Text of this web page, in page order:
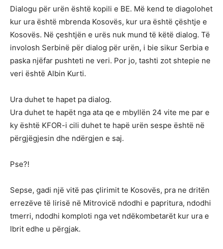
Dialogu për urën është kopili e BE. Më kend te diagolohet
kur ura është mbrenda Kosovës, kur ura është çështje e
Kosovës. Në çeshtjën e urës nuk mund të këtë dialog. Të
involosh Serbinë për dialog për urën, i bie sikur Serbia e
paska njëfar pushteti ne veri. Por jo, tashti zot shtepie ne
veri është Albin Kurti.
Ura duhet te hapet pa dialog.
Ura duhet te hapët nga ata qe e mbyllën 24 vite me par e
ky është KFOR-i cili duhet te hapë urën sespe është në
përgjëgjesin dhe ndërgjen e saj.
Pse?!
Sepse, gadi një vitë pas çlirimit te Kosovës, pra ne dritën
errezëve të lirisë në Mitrovicë ndodhi e papritura, ndodhi
tmerri, ndodhi komploti nga vet ndëkombetarët kur ura e
Ibrit edhe u përgjak.